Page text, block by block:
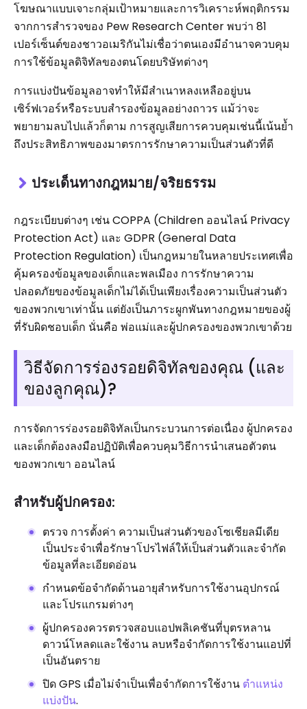
โฆษณาแบบเจาะกลุ่มเป้าหมายและการวิเคราะห์พฤติกรรม
จากการสำรวจของ Pew Research Center พบว่า 81
เปอร์เซ็นต์ของชาวอเมริกันไม่เชื่อว่าตนเองมีอำนาจควบคุม
การใช้ข้อมูลดิจิทัลของตนโดยบริษัทต่างๆ
การแบ่งปันข้อมูลอาจทำให้มีสำเนาหลงเหลืออยู่บน
เซิร์ฟเวอร์หรือระบบสำรองข้อมูลอย่างถาวร แม้ว่าจะ
พยายามลบไปแล้วก็ตาม การสูญเสียการควบคุมเช่นนี้เน้นย้ำ
ถึงประสิทธิภาพของมาตรการรักษาความเป็นส่วนตัวที่ดี
ประเด็นทางกฎหมาย/จริยธรรม
กฎระเบียบต่างๆ เช่น COPPA (Children ออนไลน์ Privacy
Protection Act) และ GDPR (General Data
Protection Regulation) เป็นกฎหมายในหลายประเทศเพื่อ
คุ้มครองข้อมูลของเด็กและพลเมือง การรักษาความ
ปลอดภัยของข้อมูลเด็กไม่ได้เป็นเพียงเรื่องความเป็นส่วนตัว
ของพวกเขาเท่านั้น แต่ยังเป็นภาระผูกพันทางกฎหมายของผู้
ที่รับผิดชอบเด็ก นั่นคือ พ่อแม่และผู้ปกครองของพวกเขาด้วย
วิธีจัดการร่องรอยดิจิทัลของคุณ (และ
ของลูกคุณ)?
การจัดการร่องรอยดิจิทัลเป็นกระบวนการต่อเนื่อง ผู้ปกครอง
และเด็กต้องลงมือปฏิบัติเพื่อควบคุมวิธีการนำเสนอตัวตน
ของพวกเขา ออนไลน์
สำหรับผู้ปกครอง:
ตรวจ การตั้งค่า ความเป็นส่วนตัวของโซเชียลมีเดีย
เป็นประจำเพื่อรักษาโปรไฟล์ให้เป็นส่วนตัวและจำกัด
ข้อมูลที่ละเอียดอ่อน
กำหนดข้อจำกัดด้านอายุสำหรับการใช้งานอุปกรณ์
และโปรแกรมต่างๆ
ผู้ปกครองควรตรวจสอบแอปพลิเคชันที่บุตรหลาน
ดาวน์โหลดและใช้งาน ลบหรือจำกัดการใช้งานแอปที่
เป็นอันตราย
ปิด GPS เมื่อไม่จำเป็นเพื่อจำกัดการใช้งาน ตำแหน่ง
แบ่งปัน.